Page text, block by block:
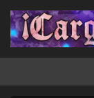
¡Cargad!